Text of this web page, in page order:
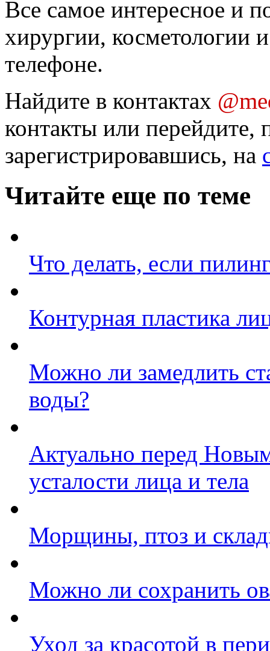
Все самое интересное и
хирургии, косметологии
телефоне.
Найдите в контактах
контакты или перейдите,
зарегистрировавшись, на
Читайте еще по теме
Что делать, если
Контурная пластика
Можно ли замедлить
воды?
Актуально перед
усталости лица и тела
Морщины, птоз и
Можно ли сохранить
Уход за красотой в